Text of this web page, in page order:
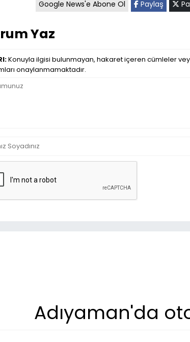
Google News'e Abone Ol Paylaş
Yaz
Konuyla ilgisi bulunmayan, hakaret içeren cümleler
onaylanmamaktadır.
Adıyaman'da